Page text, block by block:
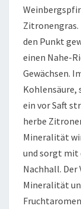
Zitronengras.
den Punkt
einen Nahe-
Gewächsen.
Kohlensäure,
ein vor Saft
herbe
Mineralität
und sorgt mit
Nachhall.
Mineralität